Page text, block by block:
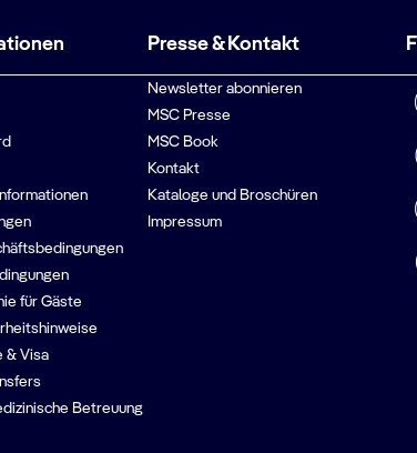
für Gäste
& Visa
Betreuung
Presse & Kontakt
Newsletter abonnieren
MSC Presse
MSC Book
Kontakt
Kataloge und Broschüren
Impressum